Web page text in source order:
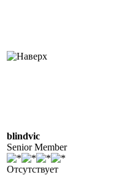
blindvic
Senior Member
Отсутствует